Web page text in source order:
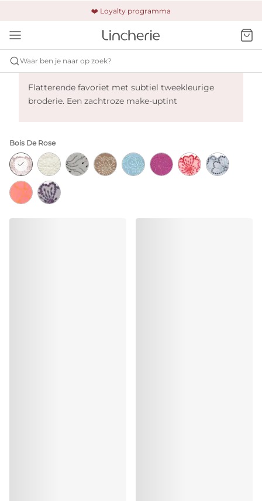
❤️ Loyalty programma
🚚 Gratis verzending & retour
🔒 Altijd veilig betalen
Waar ben je naar op zoek?
Marie Jo Jane - Bois De Rose
Flatterende favoriet met subtiel tweekleurige
broderie. Een zachtroze make-uptint
Bois De Rose